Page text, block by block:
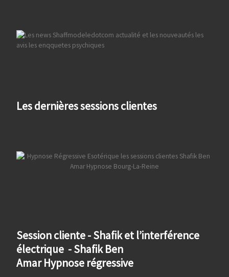
Les dernières sessions clientes
Session cliente - Shafik et l’interférence
électrique - Shafik Ben
Amar Hypnose régressive